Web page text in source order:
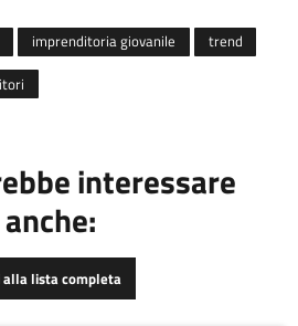
imprenditoria giovanile
trend
interessare
anche:
alla lista completa